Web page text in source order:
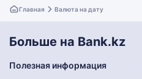
Главная Валюта на дату
Больше на Bank.kz
Полезная информация